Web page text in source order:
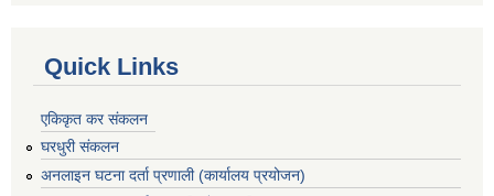
Quick Links
एकिकृत कर संकलन
घरधुरी संकलन
अनलाइन घटना दर्ता प्रणाली (कार्यालय प्रयोजन)